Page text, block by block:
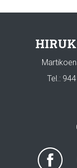
Tel.: